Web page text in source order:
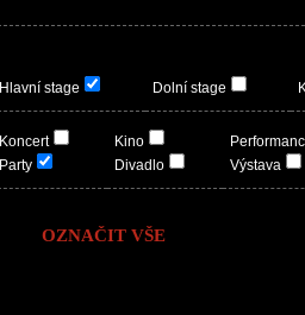
Hlavní stage Dolní stage
Koncert
Party
Kino
Divadlo
Výstava
OZNAČIT VŠE